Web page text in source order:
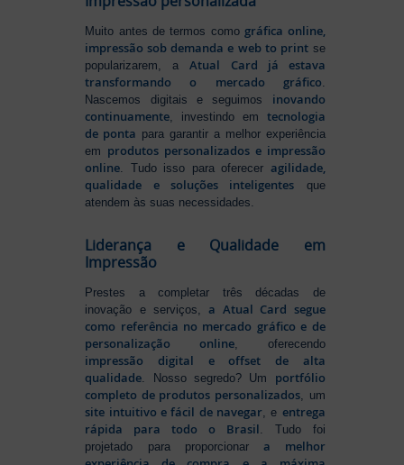
Muito antes de termos como gráfica online,
impressão sob demanda e web to printse
popularizarem, aAtual Card já estava
transformando o mercado gráfico
Nascemos digitais e seguimos inovando
continuamente , investindo em tecnologia
de ponta para garantir a melhor experiência
em produtos personalizados e impressão
online . Tudo isso para oferecer agilidade,
qualidade e soluções inteligentes que
atendem às suas necessidades.
Liderança e Qualidade em
Impressão
Prestes a completar três décadas de
inovação e serviços,a Atual Card segue
como referência no mercado gráfico e de
personalização online, oferecendo
impressão digital e offset de alta
qualidade. Nosso segredo? Um portfólio
completo de produtos personalizados, um
site intuitivo e fácil de navegar, e entrega
rápida para todo o Brasil. Tudo foi
projetado para proporcionara melhor